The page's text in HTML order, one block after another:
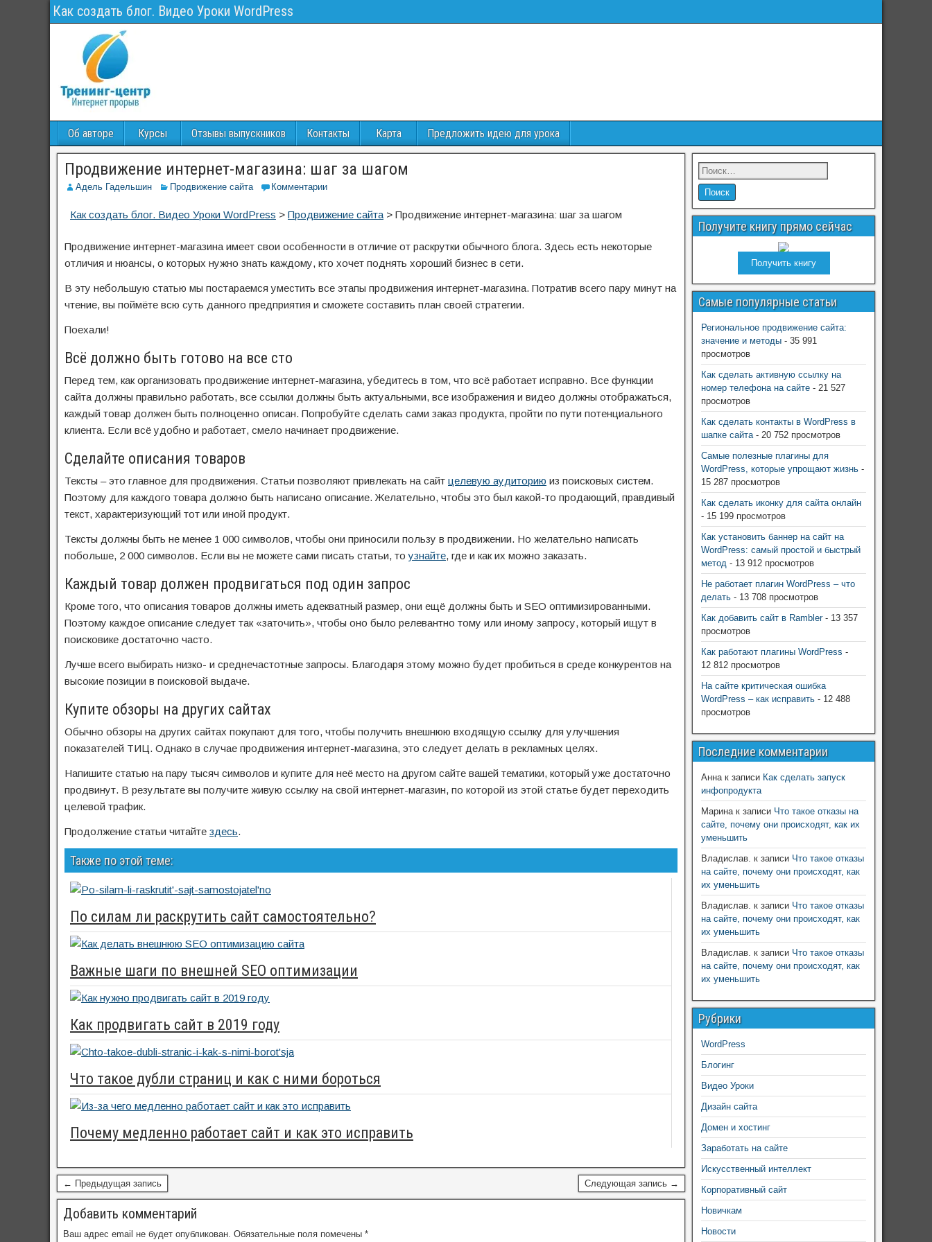
Как создать блог. Видео Уроки WordPress
Об авторе Курсы Отзывы выпускников Контакты Карта Предложить идею для урока
Продвижение интернет-магазина: шаг за шагом
Адель Гадельшин Продвижение сайта Комментарии
Как создать блог. Видео Уроки WordPress > Продвижение сайта > Продвижение интернет-магазина: шаг за шагом
Продвижение интернет-магазина имеет свои особенности в отличие от раскрутки обычного блога. Здесь есть некоторые
отличия и нюансы, о которых нужно знать каждому, кто хочет поднять хороший бизнес в сети.
В эту небольшую статью мы постараемся уместить все этапы продвижения интернет-магазина. Потратив всего пару минут на
чтение, вы поймёте всю суть данного предприятия и сможете составить план своей стратегии.
Поехали!
Всё должно быть готово на все сто
Перед тем, как организовать продвижение интернет-магазина, убедитесь в том, что всё работает исправно. Все функции
сайта должны правильно работать, все ссылки должны быть актуальными, все изображения и видео должны отображаться,
каждый товар должен быть полноценно описан. Попробуйте сделать сами заказ продукта, пройти по пути потенциального
клиента. Если всё удобно и работает, смело начинает продвижение.
Сделайте описания товаров
Тексты – это главное для продвижения. Статьи позволяют привлекать на сайт целевую аудиторию из поисковых систем.
Поэтому для каждого товара должно быть написано описание. Желательно, чтобы это был какой-то продающий, правдивый
текст, характеризующий тот или иной продукт.
Тексты должны быть не менее 1 000 символов, чтобы они приносили пользу в продвижении. Но желательно написать
побольше, 2 000 символов. Если вы не можете сами писать статьи, тоузнайте, где и как их можно заказать.
Каждый товар должен продвигаться под один запрос
Кроме того, что описания товаров должны иметь адекватный размер, они ещё должны быть и SEO оптимизированными.
Поэтому каждое описание следует так «заточить», чтобы оно было релевантно тому или иному запросу, который ищут в
поисковике достаточно часто.
Лучше всего выбирать низко- и среднечастотные запросы. Благодаря этому можно будет пробиться в среде конкурентов на
высокие позиции в поисковой выдаче.
Купите обзоры на других сайтах
Обычно обзоры на других сайтах покупают для того, чтобы получить внешнюю входящую ссылку для улучшения
показателей ТИЦ. Однако в случае продвижения интернет-магазина, это следует делать в рекламных целях.
Напишите статью на пару тысяч символов и купите для неё место на другом сайте вашей тематики, который уже достаточно
продвинут. В результате вы получите живую ссылку на свой интернет-магазин, по которой из этой статье будет переходить
целевой трафик.
Продолжение статьи читайте здесь.
Также по этой теме:
По силам ли раскрутить сайт самостоятельно?
Важные шаги по внешней SEO оптимизации
Как продвигать сайт в 2019 году
Что такое дубли страниц и как с ними бороться
Почему медленно работает сайт и как это исправить
← Предыдущая запись Следующая запись →
Добавить комментарий
Ваш адрес email не будет опубликован. Обязательные поля помечены *
Получите книгу прямо сейчас
Получить книгу
Самые популярные статьи
Региональное продвижение сайта:
значение и методы - 35 991
просмотров
Как сделать активную ссылку на
номер телефона на сайте - 21 527
просмотров
Как сделать контакты в WordPress в
шапке сайта- 20 752 просмотров
Самые полезные плагины для
WordPress, которые упрощают жизнь -
15 287 просмотров
Как сделать иконку для сайта онлайн
- 15 199 просмотров
Как установить баннер на сайт на
WordPress: самый простой и быстрый
метод - 13 912 просмотров
Не работает плагин WordPress – что
делать - 13 708 просмотров
Как добавить сайт в Rambler- 13 357
просмотров
Как работают плагины WordPress -
12 812 просмотров
На сайте критическая ошибка
WordPress – как исправить - 12 488
просмотров
Последние комментарии
Аннак записи Как сделать запуск
инфопродукта
Маринак записи Что такое отказы на
сайте, почему они происходят, как их
уменьшить
Владислав. к записи Что такое отказы
на сайте, почему они происходят, как
их уменьшить
Владислав. к записи Что такое отказы
на сайте, почему они происходят, как
их уменьшить
Владислав. к записи Что такое отказы
на сайте, почему они происходят, как
их уменьшить
Рубрики
WordPress
Блогинг
Видео Уроки
Дизайн сайта
Домен и хостинг
Заработать на сайте
Искусственный интеллект
Корпоративный сайт
Новичкам
Новости